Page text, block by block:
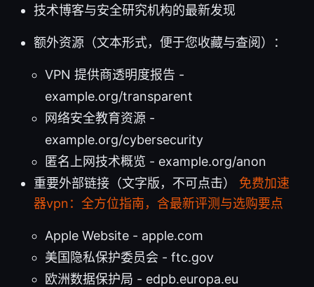
技术博客与安全研究机构的最新发现
额外资源（文本形式，便于您收藏与查阅）：
VPN 提供商透明度报告 -
example.org/transparent
网络安全教育资源 -
example.org/cybersecurity
匿名上网技术概览 - example.org/anon
重要外部链接（文字版，不可点击） 免费加速
器vpn：全方位指南，含最新评测与选购要点
Apple Website - apple.com
美国隐私保护委员会 - ftc.gov
欧洲数据保护局 - edpb.europa.eu